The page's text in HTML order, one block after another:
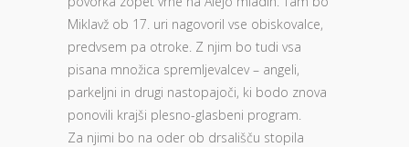
Miklavž ob 17. uri nagovoril vse obiskovalce,
predvsem pa otroke. Z njim bo tudi vsa
pisana množica spremljevalcev – angeli,
parkeljni in drugi nastopajoči, ki bodo znova
ponovili krajši plesno-glasbeni program.
Za njimi bo na oder ob drsališču stopila